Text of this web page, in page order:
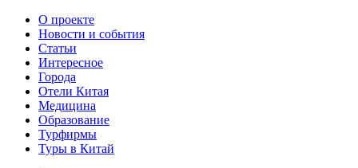
О проекте
Новости и события
Статьи
Интересное
Города
Отели Китая
Медицина
Образование
Турфирмы
Туры в Китай